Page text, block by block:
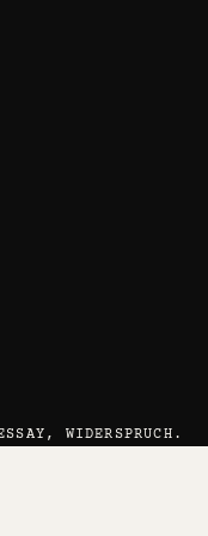
WIDERSPRUCH.